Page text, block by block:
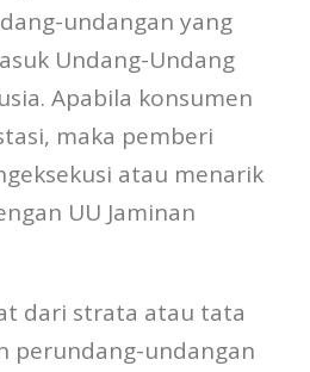
undangan yang
Undang-Undang
Apabila konsumen
maka pemberi
atau menarik
UU Jaminan
dari strata atau tata
perundang-undangan